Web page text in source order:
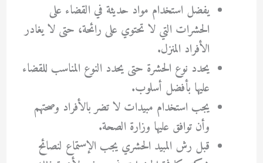
يفضل استخدام مواد حديثة في القضاء على
الحشرات التي لا تحتوي على رائحة، حتى لا يغادر
الأفراد المنزل.
يحدد نوع الحشرة حتى يحدد النوع المناسب للقضاء
عليها بأفضل أسلوب.
يجب استخدام مبيدات لا تضر بالأفراد وصحتهم
وأن توافق عليها وزارة الصحة.
قبل رش المبيد الحشري يجب الإستماع لنصائح